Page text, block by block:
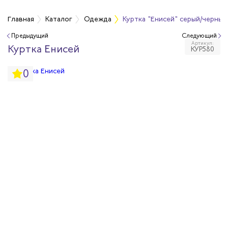
Главная Каталог Одежда Куртка "Енисей" серый/черный
Предыдущий
Куртка Енисей Артикул:
КУР580
0
Следующий